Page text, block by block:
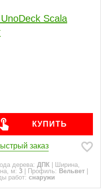
Scala
КУПИТЬ
заказ
дерева: ДПК
Ширина,
м: 3 Профиль: Вельвет
работ: снаружи